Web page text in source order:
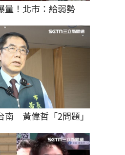
量！北市：給弱勢
　黃偉哲「2問題」